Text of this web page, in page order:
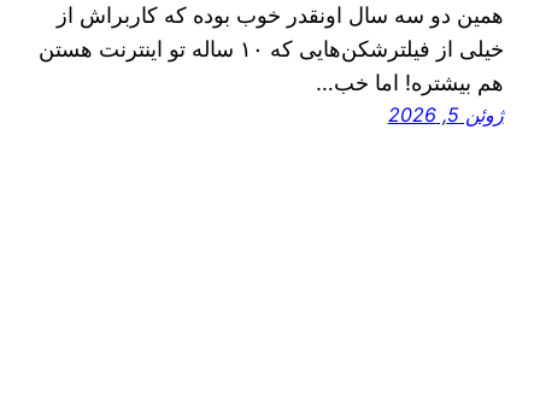
همین دو سه سال اونقدر خوب بوده که کاربراش از
خیلی از فیلترشکن‌هایی که ۱۰ ساله تو اینترنت هستن
هم بیشتره! اما خب…
ژوئن 5, 2026